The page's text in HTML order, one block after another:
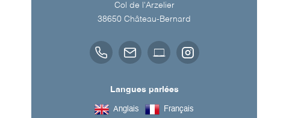
Col de l'Arzelier
38650 Château-Bernard
Langues parlées
Anglais Français